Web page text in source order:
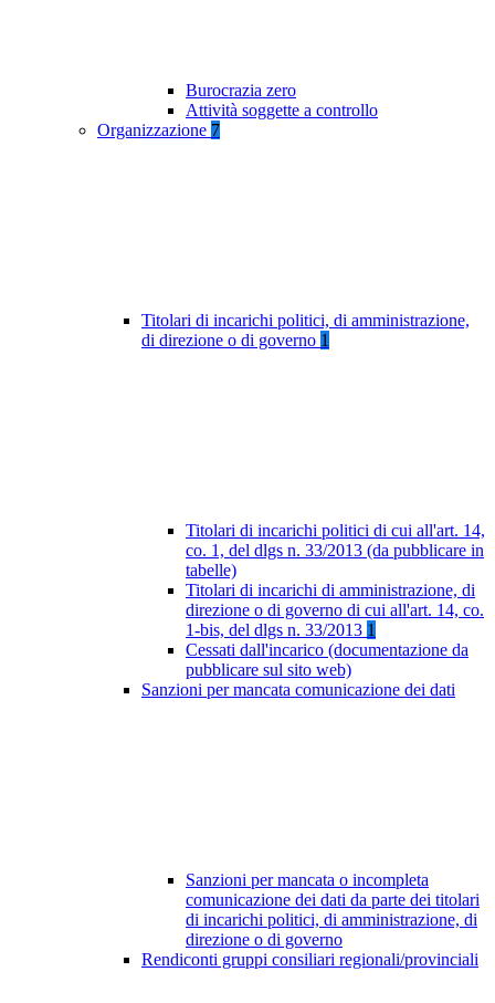
Burocrazia zero
Attività soggette a controllo
Organizzazione 7
Titolari di incarichi politici, di amministrazione,
di direzione o di governo 1
Titolari di incarichi politici di cui all'art. 14,
co. 1, del dlgs n. 33/2013 (da pubblicare in
tabelle)
Titolari di incarichi di amministrazione, di
direzione o di governo di cui all'art. 14, co.
1-bis, del dlgs n. 33/2013 1
Cessati dall'incarico (documentazione da
pubblicare sul sito web)
Sanzioni per mancata comunicazione dei dati
Sanzioni per mancata o incompleta
comunicazione dei dati da parte dei titolari
di incarichi politici, di amministrazione, di
direzione o di governo
Rendiconti gruppi consiliari regionali/provinciali